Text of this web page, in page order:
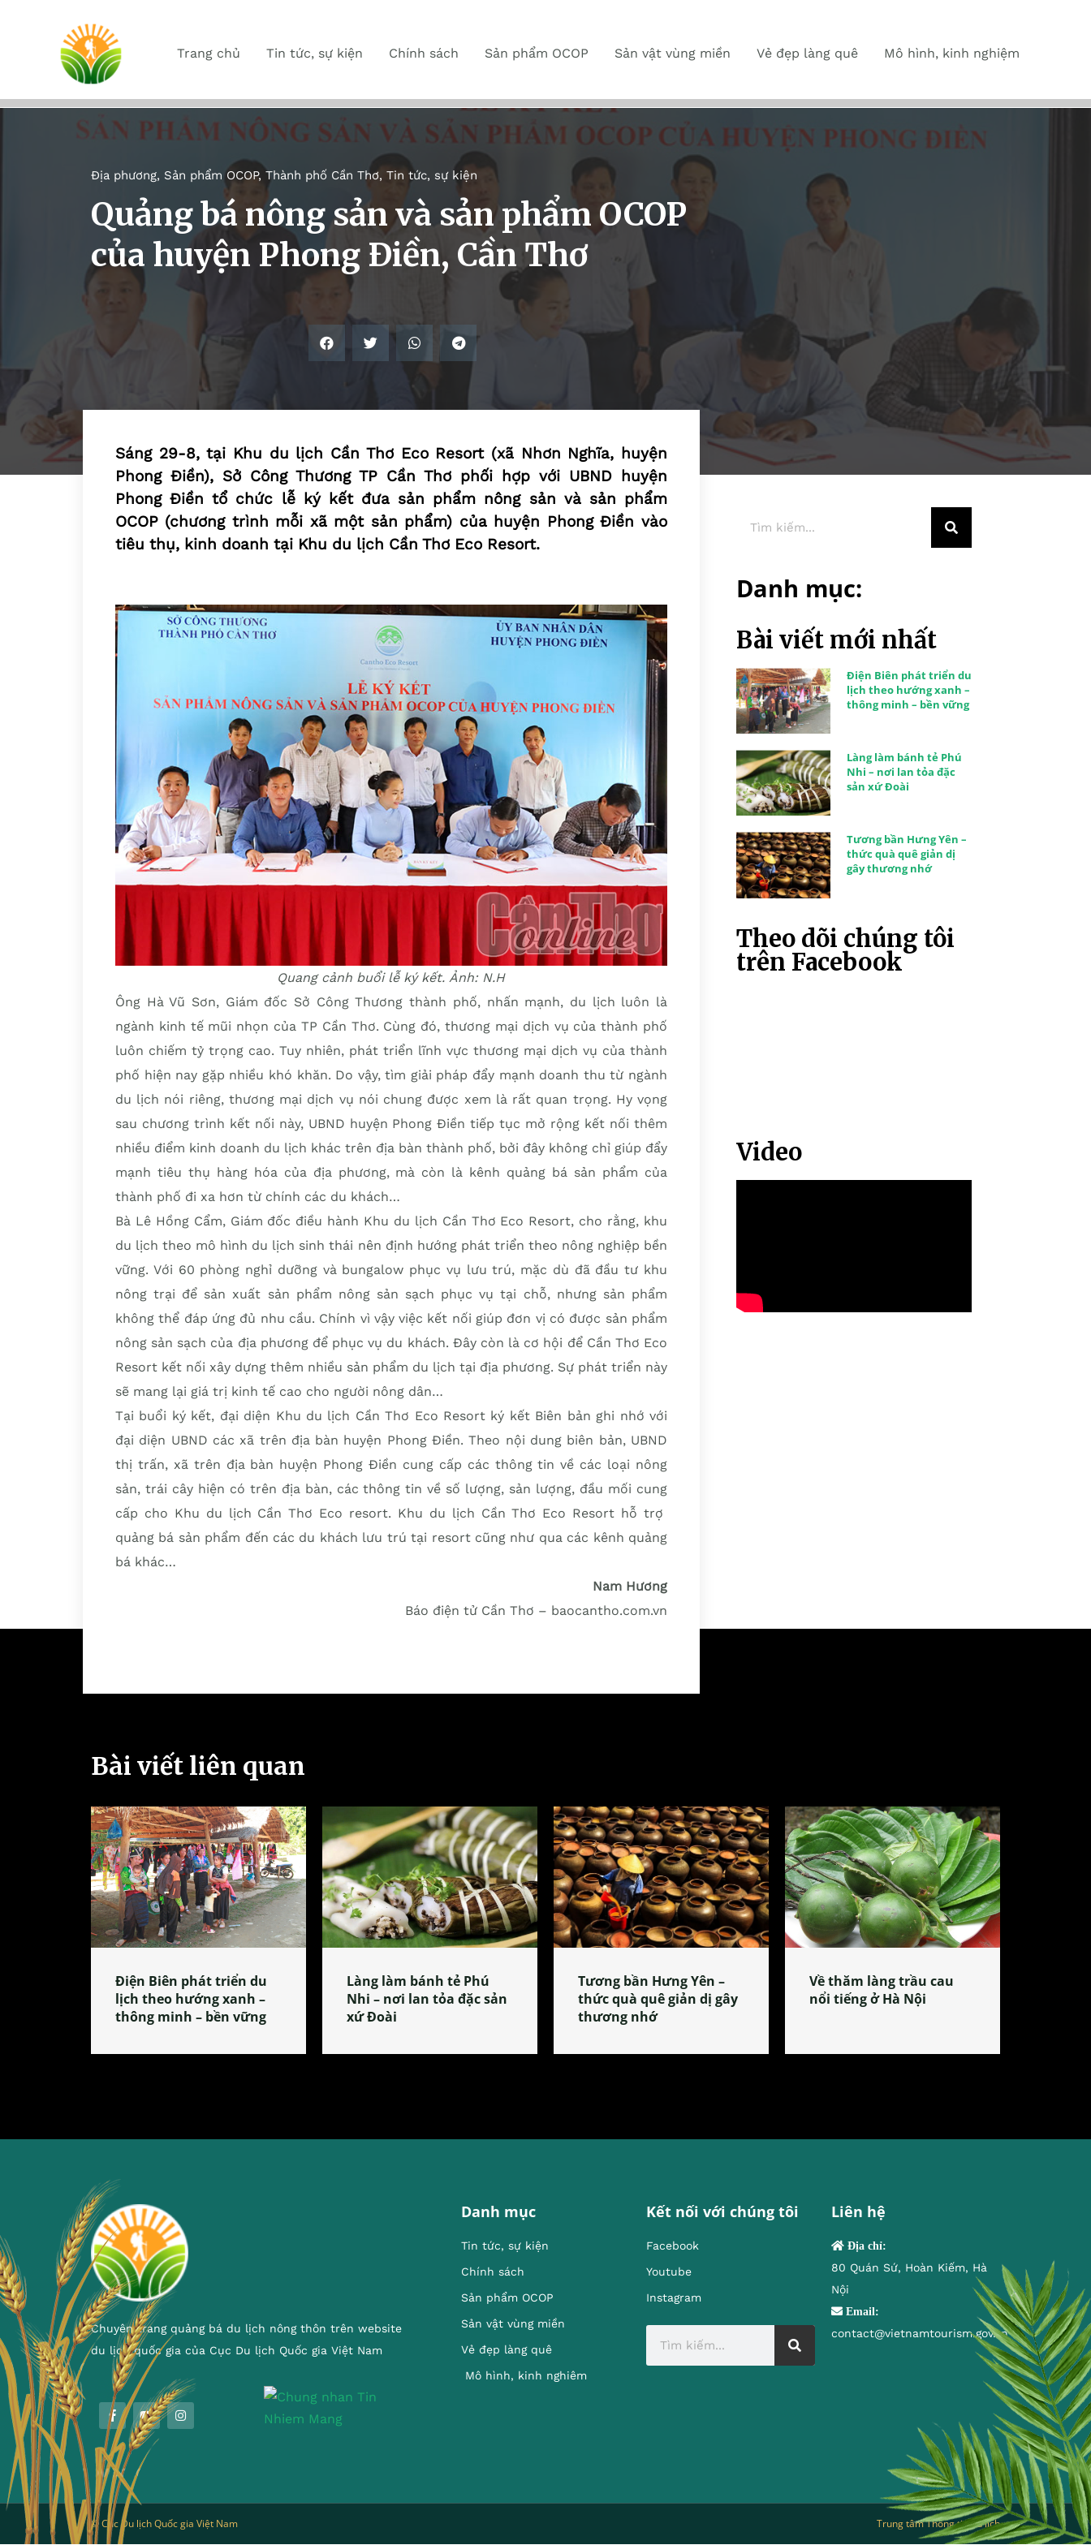
Trang chủ Tin tức, sự kiện Chính sách Sản phẩm OCOP Sản vật vùng miền Vẻ đẹp làng quê Mô hình, kinh nghiệm
Địa phương, Sản phẩm OCOP, Thành phố Cần Thơ, Tin tức, sự kiện
Quảng bá nông sản và sản phẩm OCOP
của huyện Phong Ðiền, Cần Thơ
Sáng 29-8, tại Khu du lịch Cần Thơ Eco Resort (xã Nhơn Nghĩa, huyện
Phong Ðiền), Sở Công Thương TP Cần Thơ phối hợp với UBND huyện
Phong Ðiền tổ chức lễ ký kết đưa sản phẩm nông sản và sản phẩm
OCOP (chương trình mỗi xã một sản phẩm) của huyện Phong Ðiền vào
tiêu thụ, kinh doanh tại Khu du lịch Cần Thơ Eco Resort.
Quang cảnh buổi lễ ký kết. Ảnh: N.H
Ông Hà Vũ Sơn, Giám đốc Sở Công Thương thành phố, nhấn mạnh, du lịch luôn là
ngành kinh tế mũi nhọn của TP Cần Thơ. Cùng đó, thương mại dịch vụ của thành phố
luôn chiếm tỷ trọng cao. Tuy nhiên, phát triển lĩnh vực thương mại dịch vụ của thành
phố hiện nay gặp nhiều khó khăn. Do vậy, tìm giải pháp đẩy mạnh doanh thu từ ngành
du lịch nói riêng, thương mại dịch vụ nói chung được xem là rất quan trọng. Hy vọng
sau chương trình kết nối này, UBND huyện Phong Ðiền tiếp tục mở rộng kết nối thêm
nhiều điểm kinh doanh du lịch khác trên địa bàn thành phố, bởi đây không chỉ giúp đẩy
mạnh tiêu thụ hàng hóa của địa phương, mà còn là kênh quảng bá sản phẩm của
thành phố đi xa hơn từ chính các du khách…
Bà Lê Hồng Cẩm, Giám đốc điều hành Khu du lịch Cần Thơ Eco Resort, cho rằng, khu
du lịch theo mô hình du lịch sinh thái nên định hướng phát triển theo nông nghiệp bền
vững. Với 60 phòng nghỉ dưỡng và bungalow phục vụ lưu trú, mặc dù đã đầu tư khu
nông trại để sản xuất sản phẩm nông sản sạch phục vụ tại chỗ, nhưng sản phẩm
không thể đáp ứng đủ nhu cầu. Chính vì vậy việc kết nối giúp đơn vị có được sản phẩm
nông sản sạch của địa phương để phục vụ du khách. Ðây còn là cơ hội để Cần Thơ Eco
Resort kết nối xây dựng thêm nhiều sản phẩm du lịch tại địa phương. Sự phát triển này
sẽ mang lại giá trị kinh tế cao cho người nông dân…
Tại buổi ký kết, đại diện Khu du lịch Cần Thơ Eco Resort ký kết Biên bản ghi nhớ với
đại diện UBND các xã trên địa bàn huyện Phong Ðiền. Theo nội dung biên bản, UBND
thị trấn, xã trên địa bàn huyện Phong Ðiền cung cấp các thông tin về các loại nông
sản, trái cây hiện có trên địa bàn, các thông tin về số lượng, sản lượng, đầu mối cung
cấp cho Khu du lịch Cần Thơ Eco resort. Khu du lịch Cần Thơ Eco Resort hỗ trợ
quảng bá sản phẩm đến các du khách lưu trú tại resort cũng như qua các kênh quảng
bá khác…
Nam Hương
Báo điện tử Cần Thơ – baocantho.com.vn
Danh mục:
Bài viết mới nhất
Điện Biên phát triển du
lịch theo hướng xanh –
thông minh – bền vững
Làng làm bánh tẻ Phú
Nhi – nơi lan tỏa đặc
sản xứ Đoài
Tương bần Hưng Yên –
thức quà quê giản dị
gây thương nhớ
Theo dõi chúng tôi
trên Facebook
Video
Bài viết liên quan
Điện Biên phát triển du
lịch theo hướng xanh –
thông minh – bền vững
Làng làm bánh tẻ Phú
Nhi – nơi lan tỏa đặc sản
xứ Đoài
Tương bần Hưng Yên –
thức quà quê giản dị gây
thương nhớ
Về thăm làng trầu cau
nổi tiếng ở Hà Nội
Chuyên trang quảng bá du lịch nông thôn trên website
du lịch quốc gia của Cục Du lịch Quốc gia Việt Nam
Danh mục
Tin tức, sự kiện
Chính sách
Sản phẩm OCOP
Sản vật vùng miền
Vẻ đẹp làng quê
Mô hình, kinh nghiêm
Kết nối với chúng tôi
Facebook
Youtube
Instagram
Liên hệ
Địa chỉ:
80 Quán Sứ, Hoàn Kiếm, Hà
Nội
Email:
contact@vietnamtourism.gov.vn
© Cục Du lịch Quốc gia Việt Nam Trung tâm Thông tin du lịch